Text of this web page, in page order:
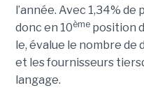
l’année. Avec 1,34%
donc en 10èmeposition
le, évalue le nombre
et les fournisseurs
langage.